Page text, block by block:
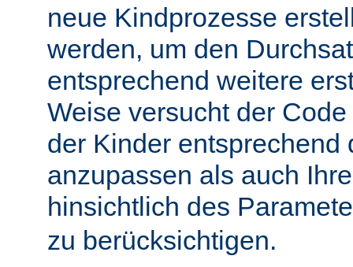
neue Kindprozesse
werden, um den
entsprechend weitere
Weise versucht der
der Kinder entsprechend
anzupassen als auch
hinsichtlich des
zu berücksichtigen.